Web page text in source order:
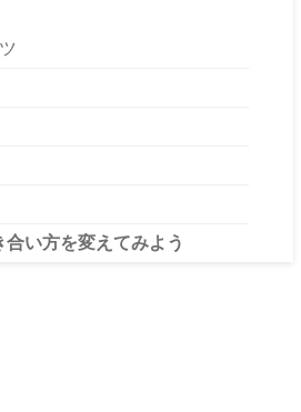
い方を変えてみよう